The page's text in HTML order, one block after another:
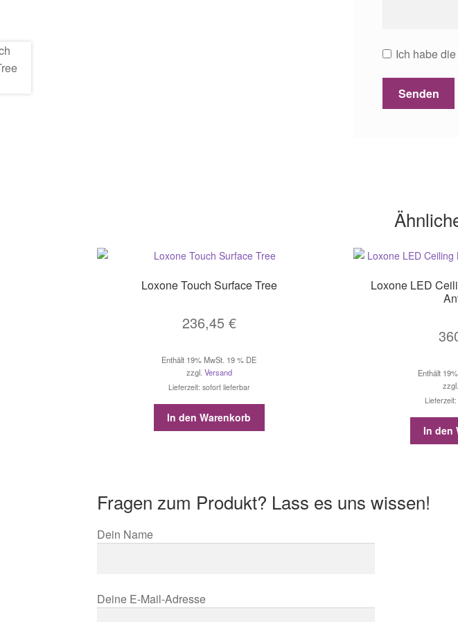
Ich habe die
Loxone Touch Surface Tree
236,45 €
Enthält 19% MwSt. 19 % DE
zzgl. Versand
Lieferzeit: sofort lieferbar
In den Warenkorb
Loxone LED
Enthält
zzgl.
In den
Fragen zum Produkt? Lass es uns wissen!
Dein Name
Deine E-Mail-Adresse